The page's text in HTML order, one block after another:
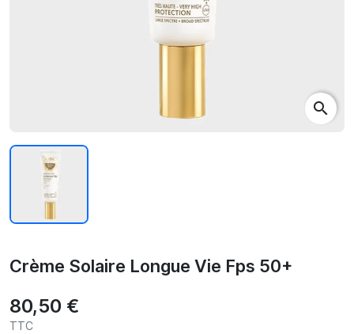
search
Crème Solaire Longue Vie Fps 50+
80,50 €
TTC